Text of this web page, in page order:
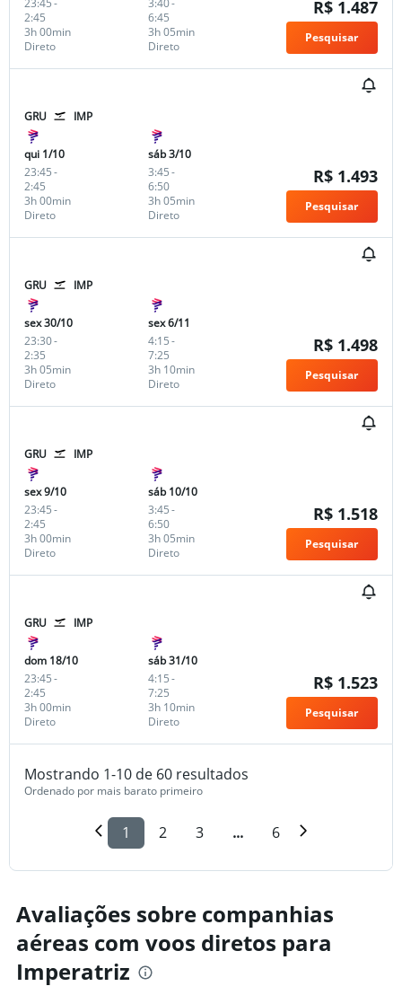
2:45
Direto
3h 00min
6:45
Direto
3h 05min
R$ 1.487
Pesquisar
GRU IMP
qui 1/10
23:45-
2:45
Direto
3h 00min
sáb 3/10
3:45-
6:50
Direto
3h 05min
R$ 1.493
Pesquisar
GRU IMP
sex 30/10
23:30-
2:35
Direto
3h 05min
sex 6/11
4:15-
7:25
Direto
3h 10min
R$ 1.498
Pesquisar
GRU IMP
sex 9/10
23:45-
2:45
Direto
3h 00min
sáb 10/10
3:45-
6:50
Direto
3h 05min
R$ 1.518
Pesquisar
GRU IMP
dom 18/10
23:45-
2:45
Direto
3h 00min
sáb 31/10
4:15-
7:25
Direto
3h 10min
R$ 1.523
Pesquisar
Mostrando 1-10 de 60 resultados
Ordenado por mais barato primeiro
1 2 3 ... 6
Avaliações sobre companhias
aéreas com voos diretos para
Imperatriz